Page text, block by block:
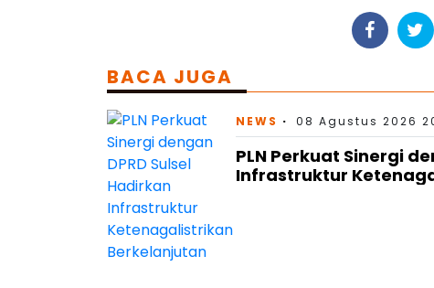
BACA JUGA
NEWS 08 Agustus 2026
PLN Perkuat Sinergi
Infrastruktur